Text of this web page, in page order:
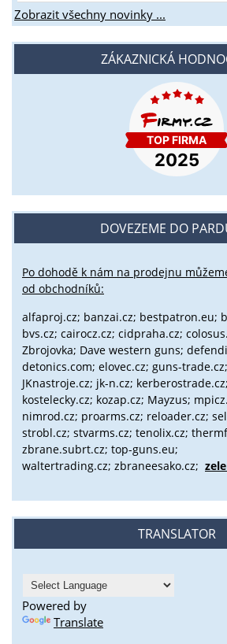
Zobrazit všechny novinky ...
ZÁKAZNICKÁ
DOVEZEME DO
Po dohodě k nám na prodejnu
od obchodníků:
alfaproj.cz; banzai.cz; bestpatron.eu;
bvs.cz; cairocz.cz; cidpraha.cz;
Zbrojovka; Dave western guns;
detonics.com; elovec.cz; guns-
JKnastroje.cz; jk-n.cz; kerberostrade.cz;
kostelecky.cz; kozap.cz; Mayzus;
nimrod.cz; proarms.cz; reloader.cz;
strobl.cz; stvarms.cz; tenolix.cz;
zbrane.subrt.cz; top-guns.eu;
waltertrading.cz; zbraneesako.cz;
TRANSLATOR
Powered by
Translate